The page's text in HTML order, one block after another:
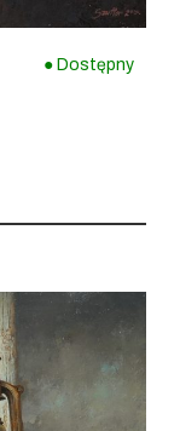
● Dostępny